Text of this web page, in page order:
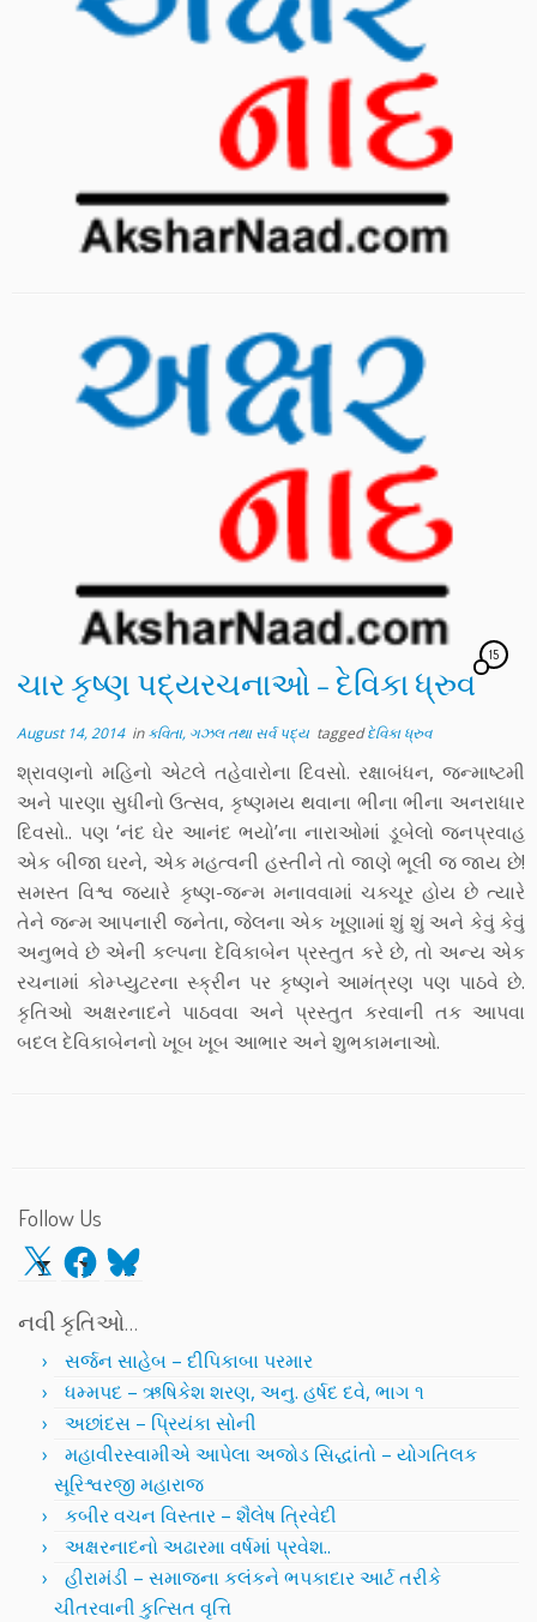
ચાર કૃષ્ણ પદ્યરચનાઓ – દેવિકા ધ્રુવ
15
August 14, 2014inકવિતા, ગઝલ તથા સર્વ પદ્ય taggedદેવિકા ધ્રુવ
શ્રાવણનો મહિનો એટલે તહેવારોના દિવસો. રક્ષાબંધન, જન્માષ્ટમી
અને પારણા સુધીનો ઉત્સવ, કૃષ્ણમય થવાના ભીના ભીના અનરાધાર
દિવસો.. પણ ‘નંદ ઘેર આનંદ ભયો’ના નારાઓમાં ડૂબેલો જનપ્રવાહ
એક બીજા ઘરને, એક મહત્વની હસ્તીને તો જાણે ભૂલી જ જાય છે!
સમસ્ત વિશ્વ જ્યારે કૃષ્ણ-જન્મ મનાવવામાં ચક્ચૂર હોય છે ત્યારે
તેને જન્મ આપનારી જનેતા, જેલના એક ખૂણામાં શું શું અને કેવું કેવું
અનુભવે છે એની કલ્પના દેવિકાબેન પ્રસ્તુત કરે છે, તો અન્ય એક
રચનામાં કોમ્પ્યુટરના સ્ક્રીન પર કૃષ્ણને આમંત્રણ પણ પાઠવે છે.
કૃતિઓ અક્ષરનાદને પાઠવવા અને પ્રસ્તુત કરવાની તક આપવા
બદલ દેવિકાબેનનો ખૂબ ખૂબ આભાર અને શુભકામનાઓ.
Follow Us
X Facebook
Bluesky
નવી કૃતિઓ…
સર્જન સાહેબ – દીપિકાબા પરમાર
ધમ્મપદ – ઋષિકેશ શરણ, અનુ. હર્ષદ દવે, ભાગ ૧
અછાંદસ – પ્રિયંકા સોની
મહાવીરસ્વામીએ આપેલા અજોડ સિદ્ધાંતો – યોગતિલક
સૂરિશ્વરજી મહારાજ
કબીર વચન વિસ્તાર – શૈલેષ ત્રિવેદી
અક્ષરનાદનો અઢારમા વર્ષમાં પ્રવેશ..
હીરામંડી – સમાજના કલંકને ભપકાદાર આર્ટ તરીકે
ચીતરવાની કુત્સિત વૃત્તિ